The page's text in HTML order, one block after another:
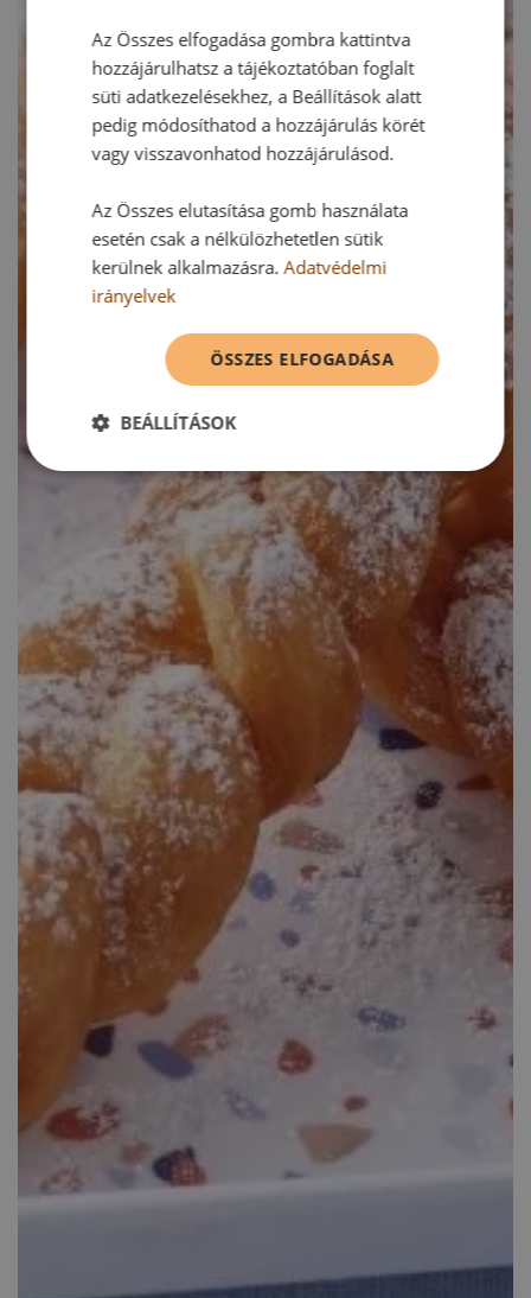
Az Összes elfogadása gombra kattintva
hozzájárulhatsz a tájékoztatóban foglalt
süti adatkezelésekhez, a Beállítások alatt
pedig módosíthatod a hozzájárulás körét
vagy visszavonhatod hozzájárulásod.
Az Összes elutasítása gomb használata
esetén csak a nélkülözhetetlen sütik
kerülnek alkalmazásra.Adatvédelmi
irányelvek
ÖSSZES ELFOGADÁSA
BEÁLLÍTÁSOK